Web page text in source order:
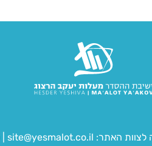
לצוות האתר: site@yesmalot.co.il